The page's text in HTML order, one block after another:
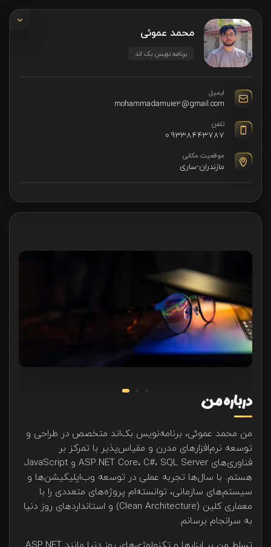
محمد عموئی
برنامه نویس بک اند
ایمیل
mohammadamuie2@gmail.com
تلفن
09338443787
موقعیت مکانی
مازندران-ساری
درباره من
من محمد عموئی، برنامه‌نویس بک‌اند متخصص در طراحی و
توسعه نرم‌افزارهای مدرن و مقیاس‌پذیر با تمرکز بر
فناوری‌های ASP.NET Core، C#، SQL Server و JavaScript
هستم. با سال‌ها تجربه عملی در توسعه وب‌اپلیکیشن‌ها و
سیستم‌های سازمانی، توانسته‌ام پروژه‌های متعددی را با
معماری کلین (Clean Architecture) و استانداردهای روز دنیا
به سرانجام برسانم.